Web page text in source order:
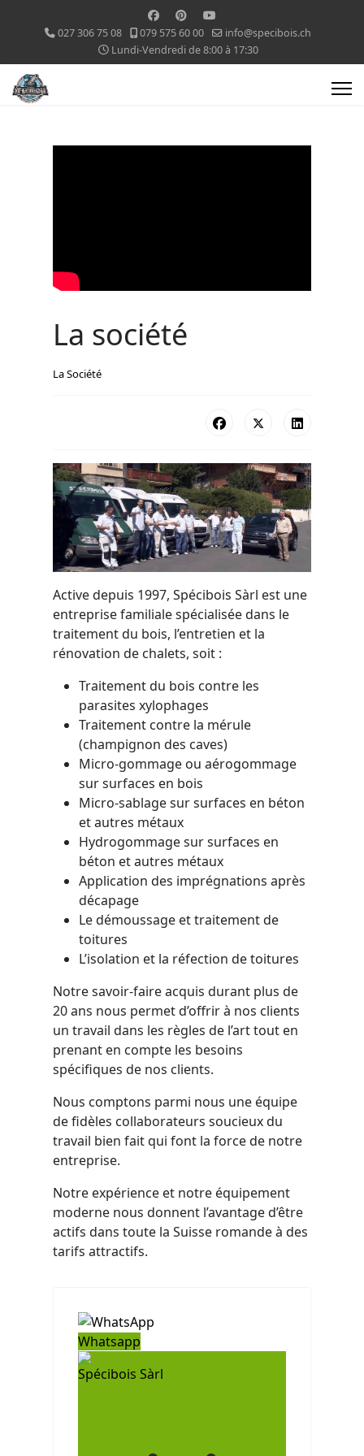
027 306 75 08 079 575 60 00
info@specibois.ch
Lundi-Vendredi de 8:00 à 17:30
La société
La Société
Active depuis 1997, Spécibois Sàrl est une
entreprise familiale spécialisée dans le
traitement du bois, l’entretien et la
rénovation de chalets, soit :
Traitement du bois contre les
parasites xylophages
Traitement contre la mérule
(champignon des caves)
Micro-gommage ou aérogommage
sur surfaces en bois
Micro-sablage sur surfaces en béton
et autres métaux
Hydrogommage sur surfaces en
béton et autres métaux
Application des imprégnations après
décapage
Le démoussage et traitement de
toitures
L’isolation et la réfection de toitures
Notre savoir-faire acquis durant plus de
20 ans nous permet d’offrir à nos clients
un travail dans les règles de l’art tout en
prenant en compte les besoins
spécifiques de nos clients.
Nous comptons parmi nous une équipe
de fidèles collaborateurs soucieux du
travail bien fait qui font la force de notre
entreprise.
Notre expérience et notre équipement
moderne nous donnent l’avantage d’être
actifs dans toute la Suisse romande à des
tarifs attractifs.
Whatsapp
Spécibois Sàrl